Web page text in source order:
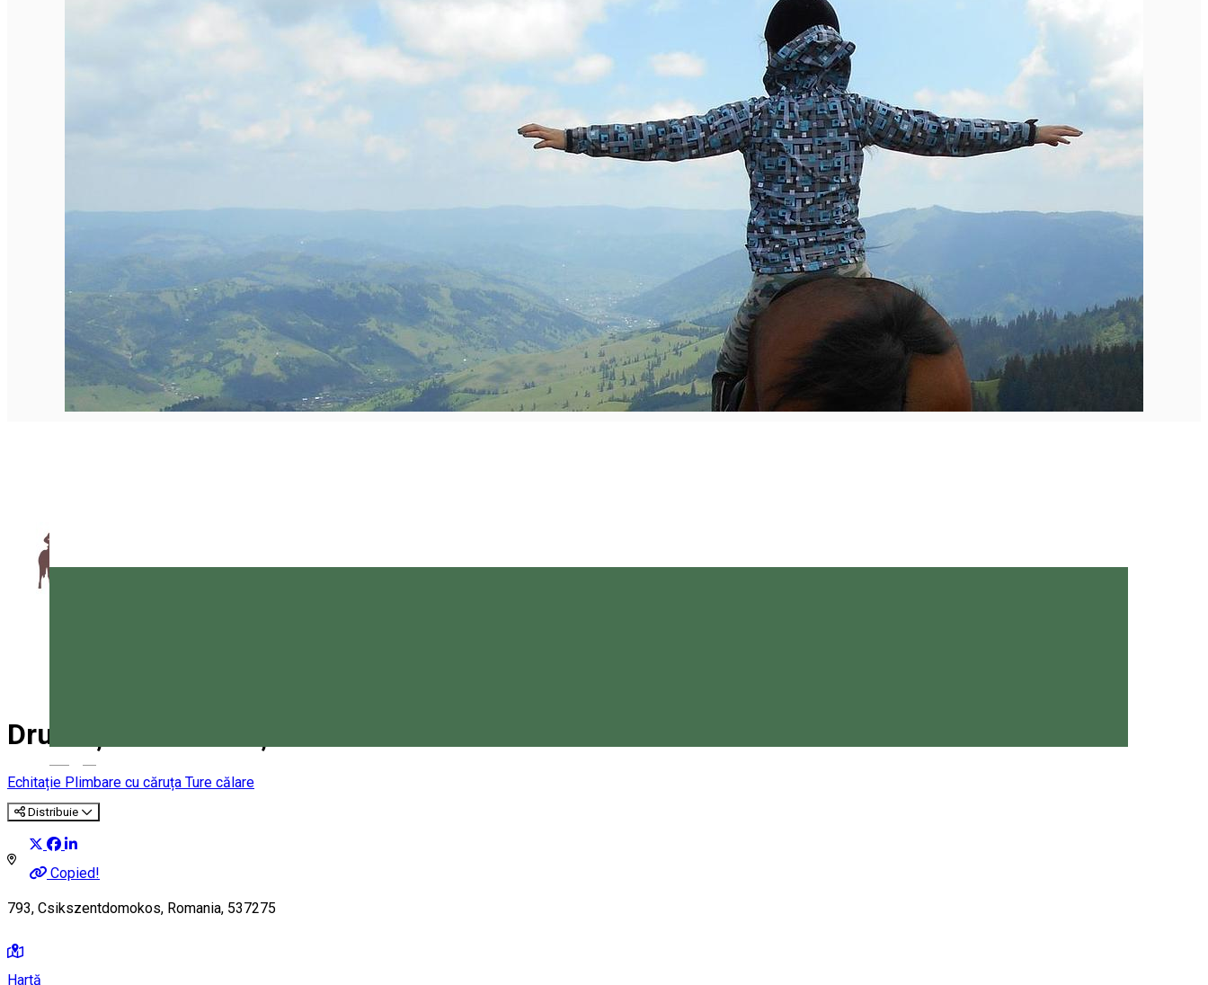
Închirieri de biciclete
Drumeții cu cai în ”Ținutul Ciucului”
Echitație Plimbare cu căruța Ture călare
Distribuie
Copied!
793, Csikszentdomokos, Romania, 537275
Hartă